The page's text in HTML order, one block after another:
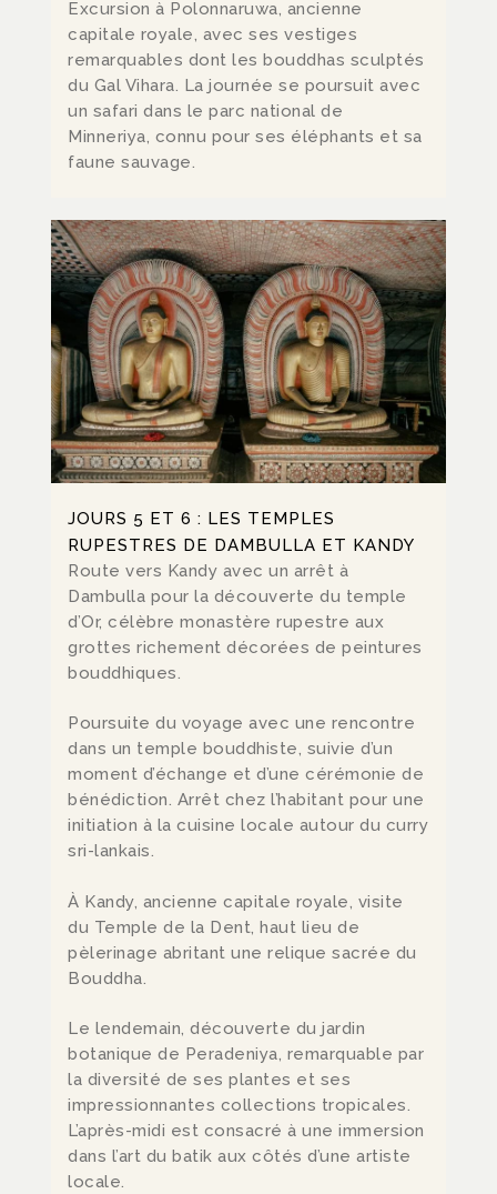
Excursion à Polonnaruwa, ancienne
capitale royale, avec ses vestiges
remarquables dont les bouddhas sculptés
du Gal Vihara. La journée se poursuit avec
un safari dans le parc national de
Minneriya, connu pour ses éléphants et sa
faune sauvage.
JOURS 5 ET 6 : LES TEMPLES
RUPESTRES DE DAMBULLA ET KANDY
Route vers Kandy avec un arrêt à
Dambulla pour la découverte du temple
d’Or, célèbre monastère rupestre aux
grottes richement décorées de peintures
bouddhiques.
Poursuite du voyage avec une rencontre
dans un temple bouddhiste, suivie d’un
moment d’échange et d’une cérémonie de
bénédiction. Arrêt chez l’habitant pour une
initiation à la cuisine locale autour du curry
sri-lankais.
À Kandy, ancienne capitale royale, visite
du Temple de la Dent, haut lieu de
pèlerinage abritant une relique sacrée du
Bouddha.
Le lendemain, découverte du jardin
botanique de Peradeniya, remarquable par
la diversité de ses plantes et ses
impressionnantes collections tropicales.
L’après-midi est consacré à une immersion
dans l’art du batik aux côtés d’une artiste
locale.